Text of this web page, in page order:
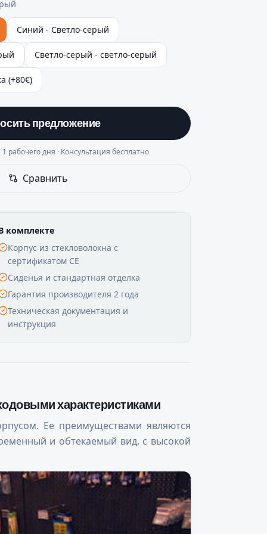
Синий - Светло-серый
Светло-серый - светло-серый
(+80€)
предложение
рабочего дня · Консультация бесплатно
Сравнить
комплекте
Корпус из стекловолокна с
сертификатом CE
Сиденья и стандартная отделка
Гарантия производителя 2 года
Техническая документация и
инструкция
характеристиками
Ее преимуществами являются
и обтекаемый вид, с высокой